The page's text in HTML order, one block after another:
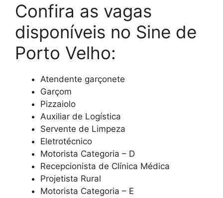
Confira as vagas
disponíveis no Sine de
Porto Velho:
Atendente garçonete
Garçom
Pizzaiolo
Auxiliar de Logística
Servente de Limpeza
Eletrotécnico
Motorista Categoria – D
Recepcionista de Clínica Médica
Projetista Rural
Motorista Categoria – E